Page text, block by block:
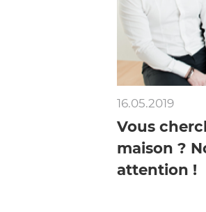
16.05.2019
Vous
maison ?
attention !